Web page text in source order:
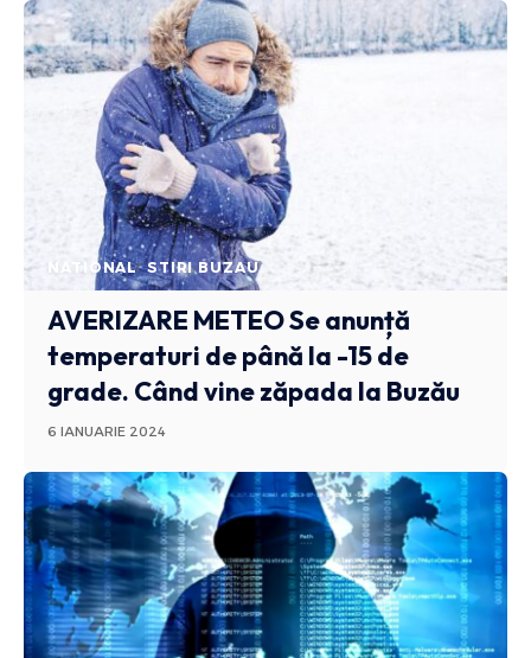
NATIONAL STIRI BUZAU
AVERIZARE METEOSe anunță
temperaturi de până la -15 de
grade. Când vine zăpada la Buzău
6 IANUARIE 2024